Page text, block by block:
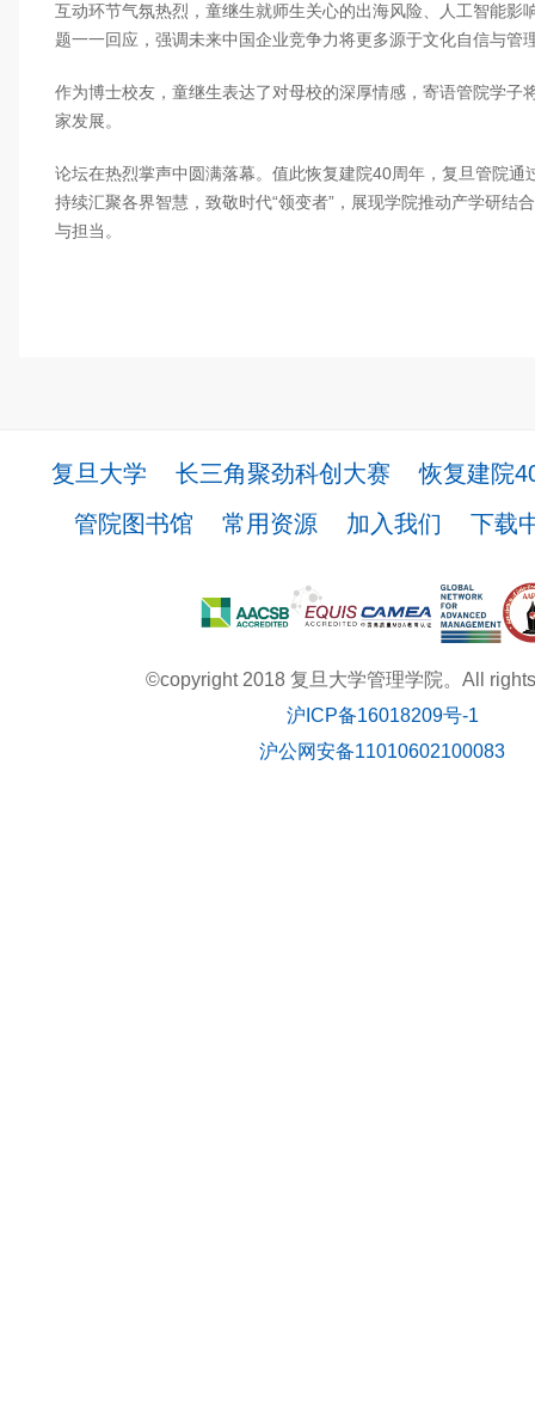
互动环节气氛热烈，童继生就师生关心的出海风险、人工智能影
题一一回应，强调未来中国企业竞争力将更多源于文化自信与管
作为博士校友，童继生表达了对母校的深厚情感，寄语管院学子
家发展。
论坛在热烈掌声中圆满落幕。值此恢复建院40周年，复旦管院通
持续汇聚各界智慧，致敬时代“领变者”，展现学院推动产学研结
与担当。
复旦大学 长三角聚劲科创大赛
恢复建院
管院图书馆
常用资源 加入我们 下载
©copyright 2018 复旦大学管理学院。All
沪ICP备16018209号-1
沪公网安备11010602100083